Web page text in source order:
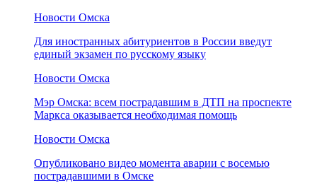
Новости Омска
Для иностранных абитуриентов в России введут
единый экзамен по русскому языку
Новости Омска
Мэр Омска: всем пострадавшим в ДТП на проспекте
Маркса оказывается необходимая помощь
Новости Омска
Опубликовано видео момента аварии с восемью
пострадавшими в Омске